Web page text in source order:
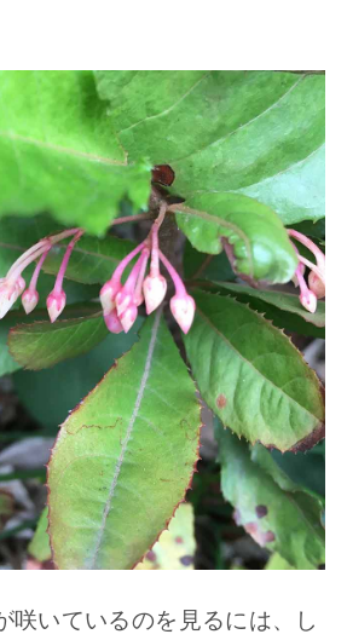
咲いているのを見るには、し